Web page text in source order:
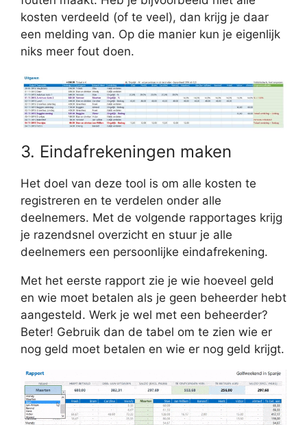
kosten verdeeld (of te veel), dan krijg je daar
een melding van. Op die manier kun je eigenlijk
niks meer fout doen.
3. Eindafrekeningen maken
Het doel van deze tool is om alle kosten te
registreren en te verdelen onder alle
deelnemers. Met de volgende rapportages krijg
je razendsnel overzicht en stuur je alle
deelnemers een persoonlijke eindafrekening.
Met het eerste rapport zie je wie hoeveel geld
en wie moet betalen als je geen beheerder hebt
aangesteld. Werk je wel met een beheerder?
Beter! Gebruik dan de tabel om te zien wie er
nog geld moet betalen en wie er nog geld krijgt.